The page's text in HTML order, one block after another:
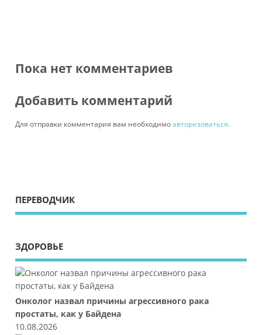
Пока нет комментариев
Добавить комментарий
Для отправки комментария вам необходимоавторизоваться.
ПЕРЕВОДЧИК
ЗДОРОВЬЕ
Онколог назвал причины агрессивного рака
простаты, как у Байдена
10.08.2026